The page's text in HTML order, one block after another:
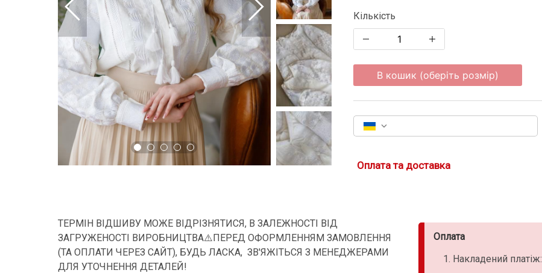
Кількість
В кошик (оберіть розмір)
Оплата та доставка
ТЕРМІН ВІДШИВУ МОЖЕ ВІДРІЗНЯТИСЯ, В ЗАЛЕЖНОСТІ ВІД
ЗАГРУЖЕНОСТІ ВИРОБНИЦТВА⚠️ПЕРЕД ОФОРМЛЕННЯМ ЗАМОВЛЕННЯ
(ТА ОПЛАТИ ЧЕРЕЗ САЙТ), БУДЬ ЛАСКА, ЗВ'ЯЖІТЬСЯ З МЕНЕДЖЕРАМИ
ДЛЯ УТОЧНЕННЯ ДЕТАЛЕЙ!
Оплата
Накладений платіж: